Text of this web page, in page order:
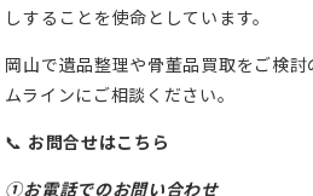
しすることを使命としています。
岡山で遺品整理や骨董品買取をご検
ムラインにご相談ください。
📞 お問合せはこちら
①お電話でのお問い合わせ